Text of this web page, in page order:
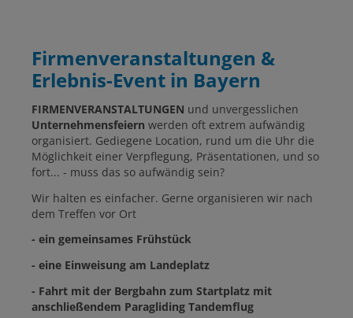
Firmenveranstaltungen &
Erlebnis-Event in Bayern
FIRMENVERANSTALTUNGEN und unvergesslichen
Unternehmensfeiern werden oft extrem aufwändig
organisiert. Gediegene Location, rund um die Uhr die
Möglichkeit einer Verpflegung, Präsentationen, und so
fort... - muss das so aufwändig sein?
Wir halten es einfacher. Gerne organisieren wir nach
dem Treffen vor Ort
- ein gemeinsames Frühstück
- eine Einweisung am Landeplatz
- Fahrt mit der Bergbahn zum Startplatz mit
anschließendem Paragliding Tandemflug